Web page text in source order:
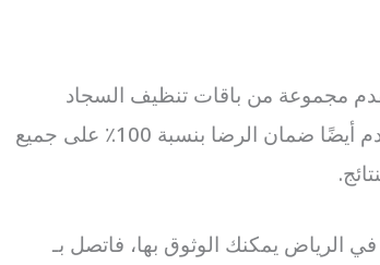
مجموعة من باقات تنظيف السجاد
والمفروشات المصممة لتلبية متطلباتك الخاصة. نقدم أيضًا ضمان الرضا بنسبة 100٪ على جميع
يمكنك الوثوق بها، فاتصل بـ